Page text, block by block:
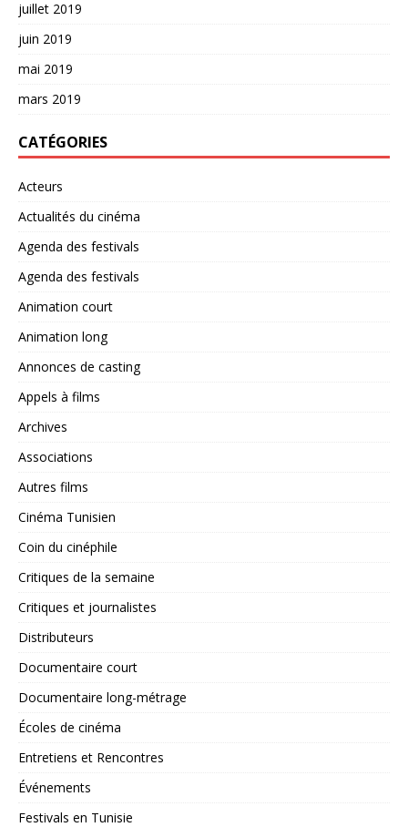
juillet 2019
juin 2019
mai 2019
mars 2019
CATÉGORIES
Acteurs
Actualités du cinéma
Agenda des festivals
Agenda des festivals
Animation court
Animation long
Annonces de casting
Appels à films
Archives
Associations
Autres films
Cinéma Tunisien
Coin du cinéphile
Critiques de la semaine
Critiques et journalistes
Distributeurs
Documentaire court
Documentaire long-métrage
Écoles de cinéma
Entretiens et Rencontres
Événements
Festivals en Tunisie